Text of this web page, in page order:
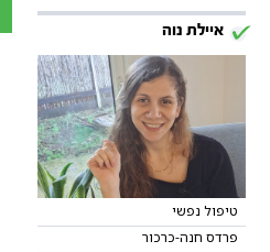
איילת נוה
טיפול נפשי
פרדס חנה-כרכור